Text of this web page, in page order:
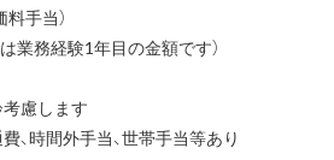
手当）
業務経験1年目の金額です）
慮します
、時間外手当、世帯手当等あり